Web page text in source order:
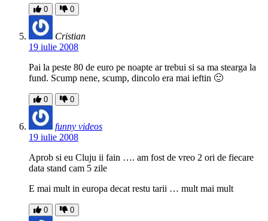
0 0
Cristian
19 iulie 2008
Pai la peste 80 de euro pe noapte ar trebui si sa ma stearga la
fund. Scump nene, scump, dincolo era mai ieftin 🙂
0 0
funny videos
19 iulie 2008
Aprob si eu Cluju ii fain …. am fost de vreo 2 ori de fiecare
data stand cam 5 zile
E mai mult in europa decat restu tarii … mult mai mult
0 0